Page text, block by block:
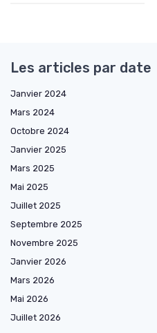
Les articles par date
Janvier 2024
Mars 2024
Octobre 2024
Janvier 2025
Mars 2025
Mai 2025
Juillet 2025
Septembre 2025
Novembre 2025
Janvier 2026
Mars 2026
Mai 2026
Juillet 2026